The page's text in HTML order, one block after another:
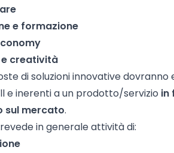
e formazione
creatività
di soluzioni innovative
e inerenti a un prodotto/servizio in
sul mercato.
in generale attività di: